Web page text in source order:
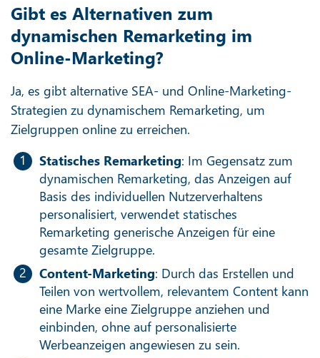
Gibt es Alternativen zum
dynamischen Remarketing im
Online-Marketing?
Ja, es gibt alternative SEA- und Online-Marketing-
Strategien zu dynamischem Remarketing, um
Zielgruppen online zu erreichen.
Statisches Remarketing: Im Gegensatz zum
dynamischen Remarketing, das Anzeigen auf
Basis des individuellen Nutzerverhaltens
personalisiert, verwendet statisches
Remarketing generische Anzeigen für eine
gesamte Zielgruppe.
Content-Marketing: Durch das Erstellen und
Teilen von wertvollem, relevantem Content kann
eine Marke eine Zielgruppe anziehen und
einbinden, ohne auf personalisierte
Werbeanzeigen angewiesen zu sein.